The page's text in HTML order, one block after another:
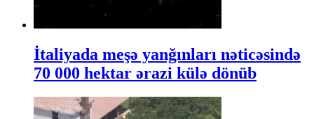
İtaliyada meşə yanğınları nəticəsində
70 000 hektar ərazi külə dönüb